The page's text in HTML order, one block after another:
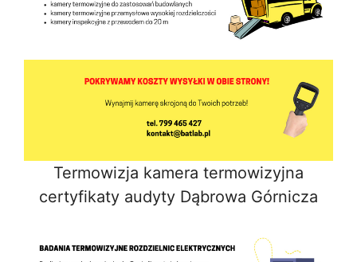
Termowizja kamera termowizyjna
certyfikaty audyty Dąbrowa Górnicza